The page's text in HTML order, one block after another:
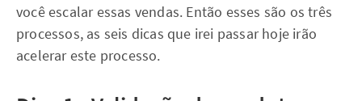
você escalar essas vendas. Então esses são os três
processos, as seis dicas que irei passar hoje irão
acelerar este processo.